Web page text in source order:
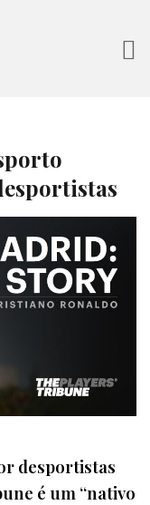
desportistas
é um “nativo